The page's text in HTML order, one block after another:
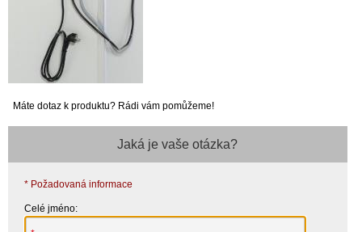
Máte dotaz k produktu? Rádi vám pomůžeme!
Jaká je vaše otázka?
* Požadovaná informace
Celé jméno: